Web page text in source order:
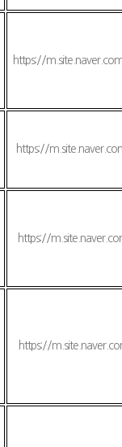
https://
https://
https://
https://